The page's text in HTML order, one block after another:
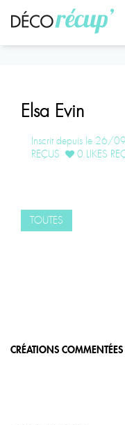
Elsa Evin
Inscrit depuis le 26/
REÇUS
0 LIKES
TOUTES
CRÉATIONS